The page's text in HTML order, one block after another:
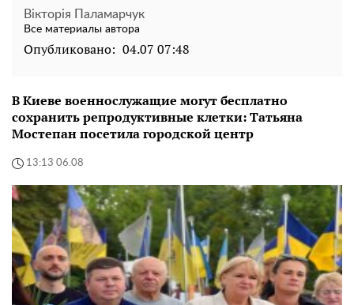
Вікторія Паламарчук
Все материалы автора
Опубликовано: 04.07 07:48
В Киеве военнослужащие могут бесплатно
сохранить репродуктивные клетки: Татьяна
Мостепан посетила городской центр
13:13 06.08